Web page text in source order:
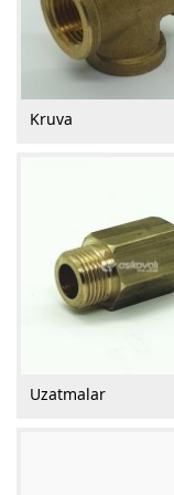
Kruva
Uzatmalar